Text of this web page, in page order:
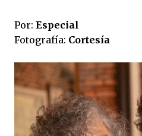
Por: Especial
Fotografía: Cortesía